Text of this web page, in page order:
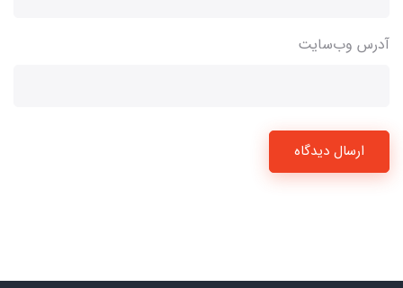
آدرس وب‌سایت
ارسال دیدگاه